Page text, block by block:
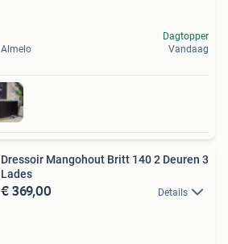
Almelo
Dagtopper
Vandaag
Dressoir Mangohout Britt 140 2 Deuren 3
Lades
€ 369,00 Details